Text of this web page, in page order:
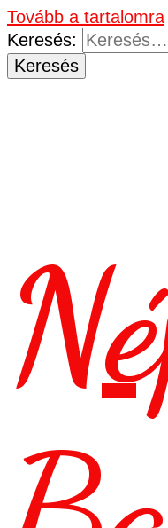
Tovább a tartalomra
Keresés: